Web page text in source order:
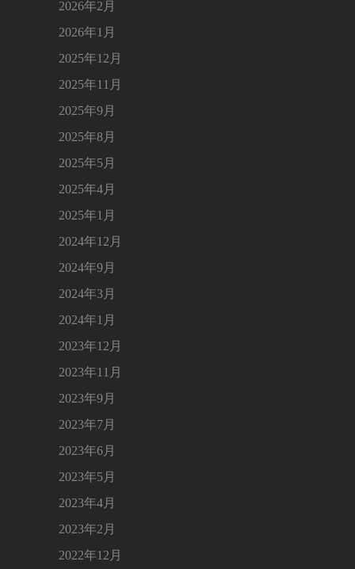
2026年2月
2026年1月
2025年12月
2025年11月
2025年9月
2025年8月
2025年5月
2025年4月
2025年1月
2024年12月
2024年9月
2024年3月
2024年1月
2023年12月
2023年11月
2023年9月
2023年7月
2023年6月
2023年5月
2023年4月
2023年2月
2022年12月